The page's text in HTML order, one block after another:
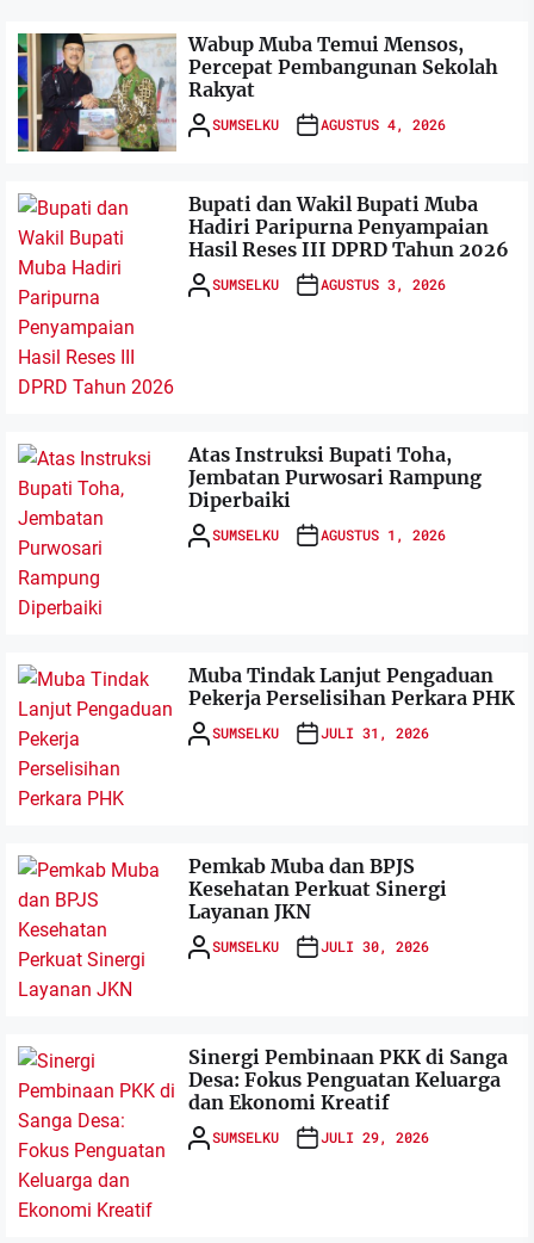
Wabup Muba Temui Mensos,
Percepat Pembangunan Sekolah
Rakyat
SUMSELKU AGUSTUS 4, 2026
Bupati dan Wakil Bupati Muba
Hadiri Paripurna Penyampaian
Hasil Reses III DPRD Tahun 2026
SUMSELKU AGUSTUS 3, 2026
Atas Instruksi Bupati Toha,
Jembatan Purwosari Rampung
Diperbaiki
SUMSELKU AGUSTUS 1, 2026
Muba Tindak Lanjut Pengaduan
Pekerja Perselisihan Perkara PHK
SUMSELKU JULI 31, 2026
Pemkab Muba dan BPJS
Kesehatan Perkuat Sinergi
Layanan JKN
SUMSELKU JULI 30, 2026
Sinergi Pembinaan PKK di Sanga
Desa: Fokus Penguatan Keluarga
dan Ekonomi Kreatif
SUMSELKU JULI 29, 2026